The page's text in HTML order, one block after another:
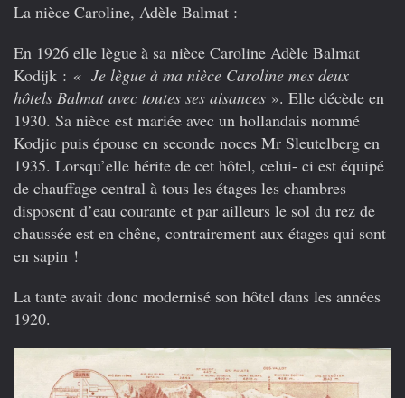
La nièce Caroline, Adèle Balmat :
En 1926 elle lègue à sa nièce Caroline Adèle Balmat
Kodijk : « Je lègue à ma nièce Caroline mes deux
hôtels Balmat avec toutes ses aisances ». Elle décède en
1930. Sa nièce est mariée avec un hollandais nommé
Kodjic puis épouse en seconde noces Mr Sleutelberg en
1935. Lorsqu’elle hérite de cet hôtel, celui- ci est équipé
de chauffage central à tous les étages les chambres
disposent d’eau courante et par ailleurs le sol du rez de
chaussée est en chêne, contrairement aux étages qui sont
en sapin !
La tante avait donc modernisé son hôtel dans les années
1920.